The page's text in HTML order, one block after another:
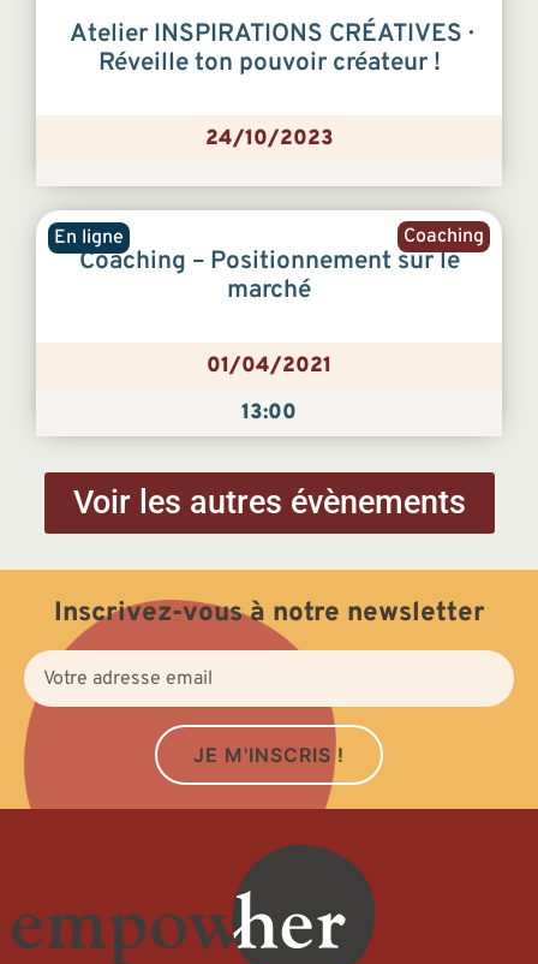
Atelier INSPIRATIONS CRÉATIVES ·
Réveille ton pouvoir créateur !
24/10/2023
Coaching
En ligne
Coaching – Positionnement sur le
marché
01/04/2021
13:00
Voir les autres évènements
Inscrivez-vous à notre newsletter
JE M'INSCRIS !